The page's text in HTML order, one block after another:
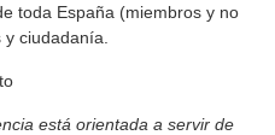
toda España (miembros y no
ciudadanía.
está orientada a servir de